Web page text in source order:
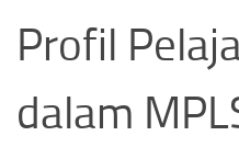
Profil
dalam